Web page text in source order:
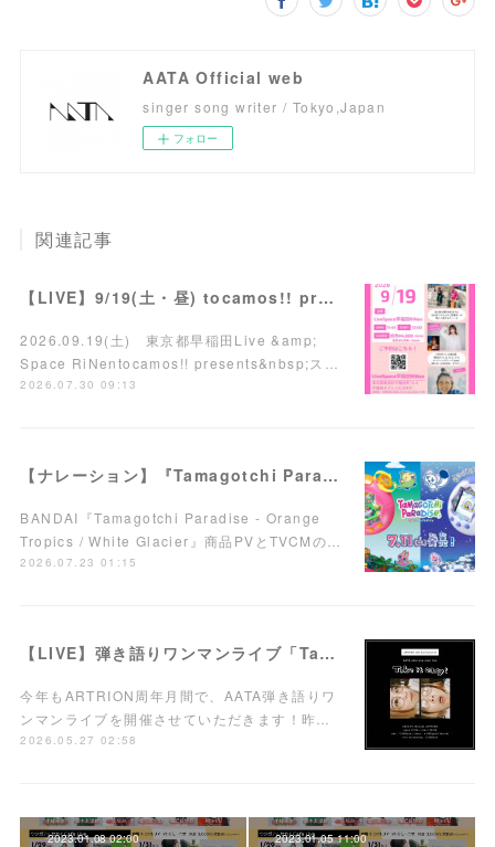
AATA Official web
singer song writer / Tokyo,Japan
フォロー
関連記事
【LIVE】9/19(土・昼) tocamos!! presents スリーマンライブ
2026.09.19(土) 東京都早稲田Live &amp;
Space RiNentocamos!! presents&nbsp;ス…
2026.07.30 09:13
【ナレーション】『Tamagotchi Paradise - Orange Tropics / White Glacier』商品PV／TVCM
BANDAI『Tamagotchi Paradise - Orange
Tropics / White Glacier』商品PVとTVCMの…
2026.07.23 01:15
【LIVE】弾き語りワンマンライブ「Take it easy!」7/15(水)西荻窪ARTRIONにて開催！
今年もARTRION周年月間で、AATA弾き語りワ
ンマンライブを開催させていただきます！昨…
2026.05.27 02:58
2023.01.08 02:00 2023.01.05 11:00